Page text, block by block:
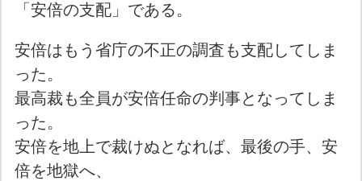
「安倍の支配」である。
安倍はもう省庁の不正の調査も支配してしま
った。
最高裁も全員が安倍任命の判事となってしま
った。
安倍を地上で裁けぬとなれば、最後の手、安
倍を地獄へ、